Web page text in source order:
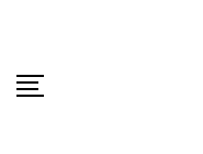
content